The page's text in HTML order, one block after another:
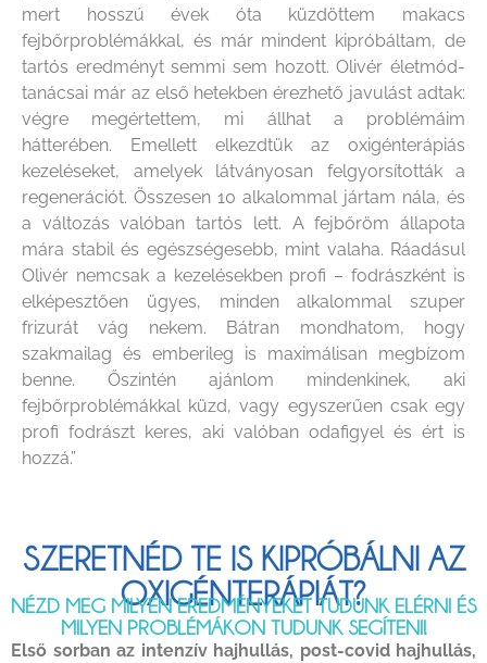
mert hosszú évek óta küzdöttem makacs
fejbőrproblémákkal, és már mindent kipróbáltam, de
tartós eredményt semmi sem hozott. Olivér életmód-
tanácsai már az első hetekben érezhető javulást adtak:
végre megértettem, mi állhat a problémáim
hátterében. Emellett elkezdtük az oxigénterápiás
kezeléseket, amelyek látványosan felgyorsították a
regenerációt. Összesen 10 alkalommal jártam nála, és
a változás valóban tartós lett. A fejbőröm állapota
mára stabil és egészségesebb, mint valaha. Ráadásul
Olivér nemcsak a kezelésekben profi – fodrászként is
elképesztően ügyes, minden alkalommal szuper
frizurát vág nekem. Bátran mondhatom, hogy
szakmailag és emberileg is maximálisan megbízom
benne. Őszintén ajánlom mindenkinek, aki
fejbőrproblémákkal küzd, vagy egyszerűen csak egy
profi fodrászt keres, aki valóban odafigyel és ért is
hozzá.”
SZERETNÉD TE IS KIPRÓBÁLNI AZ
OXIGÉNTERÁPIÁT?
NÉZD MEG MILYEN EREDMÉNYEKET TUDUNK ELÉRNI ÉS
MILYEN PROBLÉMÁKON TUDUNK SEGÍTENI!
Első sorban az intenzív hajhullás, post-covid hajhullás,